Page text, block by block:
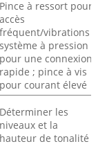
Pince à ressort pour
accès
fréquent/vibrations ;
système à pression
pour une connexion
rapide ; pince à vis
pour courant élevé
Déterminer les
niveaux et la
hauteur de tonalité